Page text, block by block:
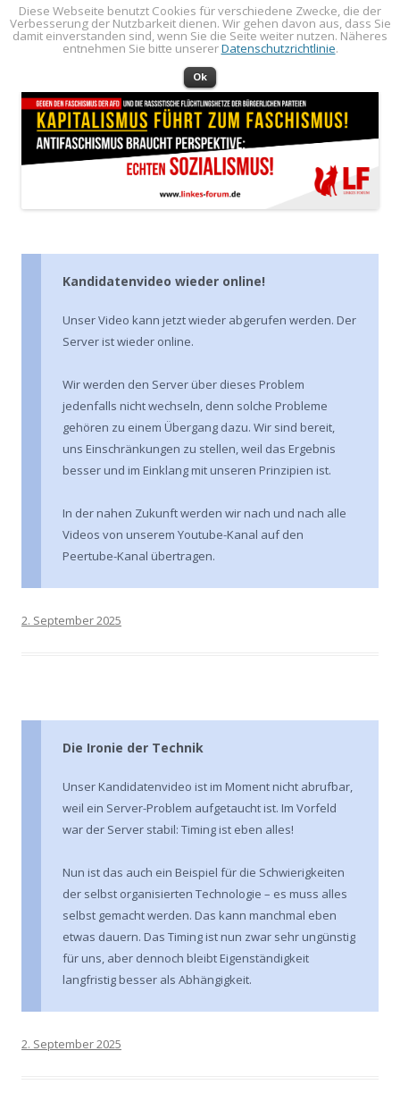
LINKES FORUM
Politik öffentlich machen!
Menü Zum Inhalt springen
Kandidatenvideo wieder online!
Unser Video kann jetzt wieder abgerufen werden. Der
Server ist wieder online.
Wir werden den Server über dieses Problem
jedenfalls nicht wechseln, denn solche Probleme
gehören zu einem Übergang dazu. Wir sind bereit,
uns Einschränkungen zu stellen, weil das Ergebnis
besser und im Einklang mit unseren Prinzipien ist.
In der nahen Zukunft werden wir nach und nach alle
Videos von unserem Youtube-Kanal auf den
Peertube-Kanal übertragen.
2. September 2025
Die Ironie der Technik
Unser Kandidatenvideo ist im Moment nicht abrufbar,
weil ein Server-Problem aufgetaucht ist. Im Vorfeld
war der Server stabil: Timing ist eben alles!
Nun ist das auch ein Beispiel für die Schwierigkeiten
der selbst organisierten Technologie – es muss alles
selbst gemacht werden. Das kann manchmal eben
etwas dauern. Das Timing ist nun zwar sehr ungünstig
für uns, aber dennoch bleibt Eigenständigkeit
langfristig besser als Abhängigkeit.
2. September 2025
Diese Webseite benutzt Cookies für verschiedene Zwecke, die der
Verbesserung der Nutzbarkeit dienen. Wir gehen davon aus, dass Sie
damit einverstanden sind, wenn Sie die Seite weiter nutzen. Näheres
entnehmen Sie bitte unsererDatenschutzrichtlinie.
Ok